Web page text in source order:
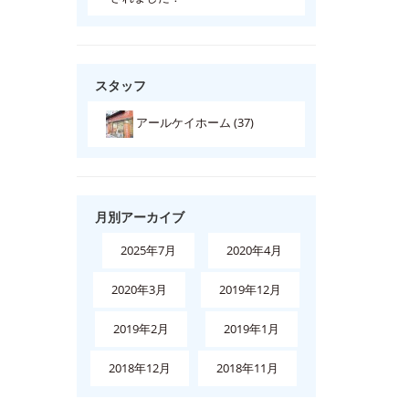
スタッフ
アールケイホーム (37)
月別アーカイブ
2025年7月 2020年4月
2020年3月 2019年12月
2019年2月 2019年1月
2018年12月 2018年11月